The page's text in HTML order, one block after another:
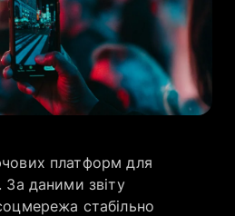
Кар’єра
платформ для
За даними звіту
стабільно